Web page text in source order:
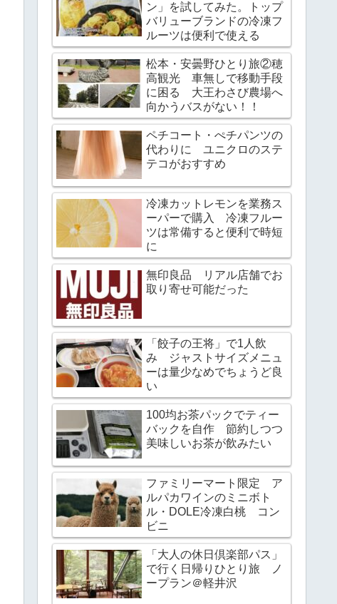
ン」を試してみた。トップ
バリューブランドの冷凍フ
ルーツは便利で使える
松本・安曇野ひとり旅②穂
高観光 車無しで移動手段
に困る 大王わさび農場へ
向かうバスがない！！
ペチコート・ぺチパンツの
代わりに ユニクロのステ
テコがおすすめ
冷凍カットレモンを業務ス
ーパーで購入 冷凍フルー
ツは常備すると便利で時短
に
無印良品 リアル店舗でお
取り寄せ可能だった
「餃子の王将」で1人飲
み ジャストサイズメニュ
ーは量少なめでちょうど良
い
100均お茶パックでティー
バックを自作 節約しつつ
美味しいお茶が飲みたい
ファミリーマート限定 ア
ルパカワインのミニボト
ル・DOLE冷凍白桃 コン
ビニ
「大人の休日倶楽部パス」
で行く日帰りひとり旅 ノ
ープラン＠軽井沢